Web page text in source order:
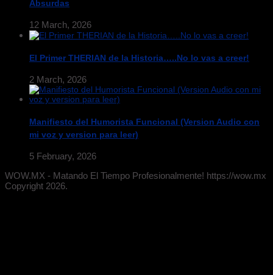
Absurdas
12 March, 2026
El Primer THERIAN de la Historia…..No lo vas a creer!
2 March, 2026
Manifiesto del Humorista Funcional (Version Audio con
mi voz y version para leer)
5 February, 2026
WOW.MX - Matando El Tiempo Profesionalmente! https://wow.mx
Copyright 2026.